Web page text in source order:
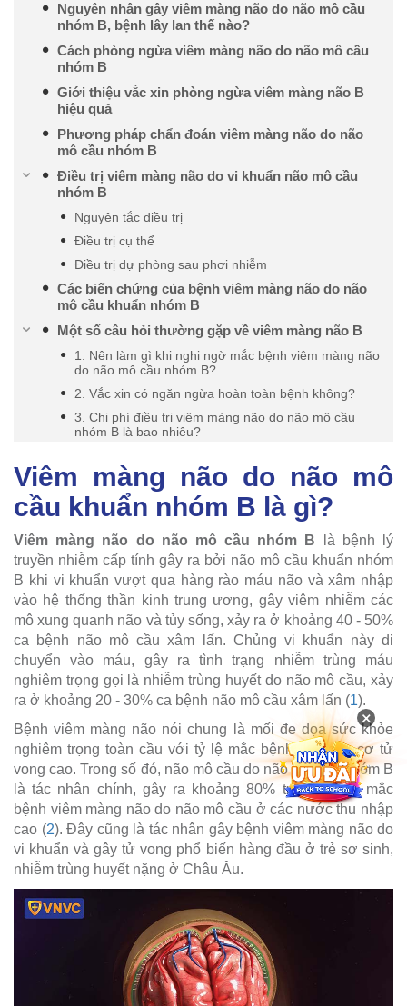
Nguyên nhân gây viêm màng não do não mô cầu
nhóm B, bệnh lây lan thế nào?
Cách phòng ngừa viêm màng não do não mô cầu
nhóm B
Giới thiệu vắc xin phòng ngừa viêm màng não B
hiệu quả
Phương pháp chẩn đoán viêm màng não do não
mô cầu nhóm B
Điều trị viêm màng não do vi khuẩn não mô cầu
nhóm B
Nguyên tắc điều trị
Điều trị cụ thể
Điều trị dự phòng sau phơi nhiễm
Các biến chứng của bệnh viêm màng não do não
mô cầu khuẩn nhóm B
Một số câu hỏi thường gặp về viêm màng não B
1. Nên làm gì khi nghi ngờ mắc bệnh viêm màng não
do não mô cầu nhóm B?
2. Vắc xin có ngăn ngừa hoàn toàn bệnh không?
3. Chi phí điều trị viêm màng não do não mô cầu
nhóm B là bao nhiêu?
Viêm màng não do não mô
cầu khuẩn nhóm B là gì?
Viêm màng não do não mô cầu nhóm B là bệnh lý
truyền nhiễm cấp tính gây ra bởi não mô cầu khuẩn nhóm
B khi vi khuẩn vượt qua hàng rào máu não và xâm nhập
vào hệ thống thần kinh trung ương, gây viêm nhiễm các
mô xung quanh não và tủy sống, xảy ra ở khoảng 40 - 50%
ca bệnh não mô cầu xâm lấn. Chủng vi khuẩn này di
chuyển vào máu, gây ra tình trạng nhiễm trùng máu
nghiêm trọng gọi là nhiễm trùng huyết do não mô cầu, xảy
ra ở khoảng 20 - 30% ca bệnh não mô cầu xâm lấn (1).
Bệnh viêm màng não nói chung là mối đe dọa sức khỏe
nghiêm trọng toàn cầu với tỷ lệ mắc bệnh và nguy cơ tử
vong cao. Trong số đó, não mô cầu do não mô cầu nhóm B
là tác nhân chính, gây ra khoảng 80% trường hợp mắc
bệnh viêm màng não do não mô cầu ở các nước thu nhập
cao (2). Đây cũng là tác nhân gây bệnh viêm màng não do
vi khuẩn và gây tử vong phổ biến hàng đầu ở trẻ sơ sinh,
nhiễm trùng huyết nặng ở Châu Âu.
×